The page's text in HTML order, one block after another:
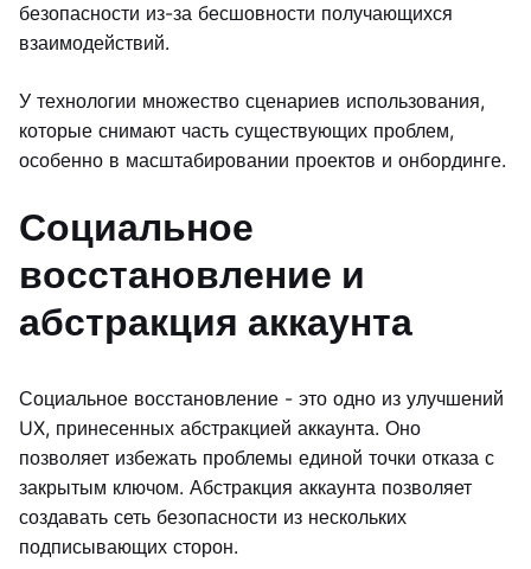
безопасности из-за бесшовности получающихся
взаимодействий.
У технологии множество сценариев использования,
которые снимают часть существующих проблем,
особенно в масштабировании проектов и онбординге.
Социальное
восстановление и
абстракция аккаунта
Социальное восстановление - это одно из улучшений
UX, принесенных абстракцией аккаунта. Оно
позволяет избежать проблемы единой точки отказа с
закрытым ключом. Абстракция аккаунта позволяет
создавать сеть безопасности из нескольких
подписывающих сторон.